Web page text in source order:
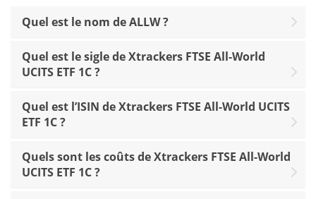
Quel est le nom de ALLW ?
Quel est le sigle de Xtrackers FTSE All-World
UCITS ETF 1C ?
Quel est l’ISIN de Xtrackers FTSE All-World UCITS
ETF 1C ?
Quels sont les coûts de Xtrackers FTSE All-World
UCITS ETF 1C ?